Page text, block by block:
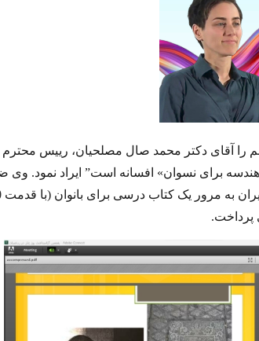
را آقای دکتر محمد صال مصلحیان، رییس محترم
هندسه برای نسوان» افسانه است” ایراد نمود. وی
پرداخت.